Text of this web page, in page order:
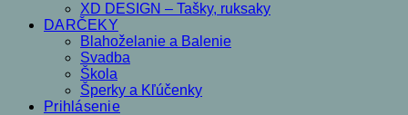
XD DESIGN – Tašky, ruksaky
DARČEKY
Blahoželanie a Balenie
Svadba
Škola
Šperky a Kľúčenky
Prihlásenie